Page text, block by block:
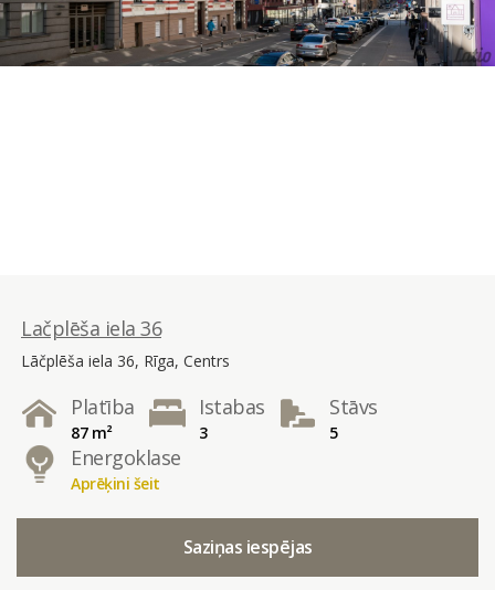
Lačplēša iela 36
Lāčplēša iela 36, Rīga, Centrs
Platība
87 m²
Istabas
3
Stāvs
5
Energoklase
Aprēķini šeit
Saziņas iespējas